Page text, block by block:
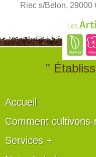
Riec s/Belon, 29000
"
Accueil
Comment
Services +